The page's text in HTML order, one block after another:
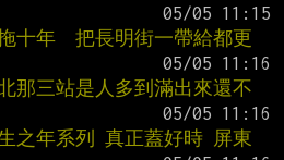
十年  把長明街一帶給都更
那三站是人多到滿出來還不
之年系列 真正蓋好時 屏東